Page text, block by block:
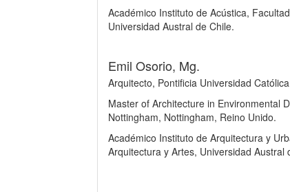
Académico Instituto de Acústica,
Universidad Austral de Chile.
Emil Osorio, Mg.
Arquitecto, Pontificia Universidad
Master of Architecture in Environmental
Nottingham, Nottingham, Reino Unido.
Académico Instituto de Arquitectura y
Arquitectura y Artes, Universidad Austral